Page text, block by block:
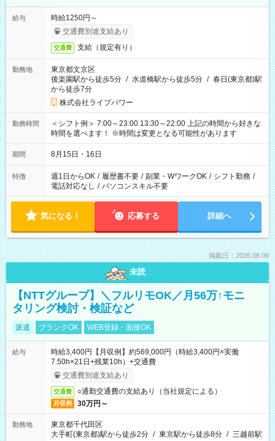
給与
時給1250円～
交通費別途支給あり
交通費 支給（規定有り）
勤務地
東京都文京区
後楽園駅から徒歩5分 / 水道橋駅から徒歩5分 / 春日(東京都)駅
から徒歩7分
株式会社ライブパワー
勤務時間
＜シフト例＞ 7:00～23:00 13:30～22:00 上記の時間から好きな
時間を選べます！ ※時間は変更となる可能性があります
期間 8月15日・16日
特徴 週1日からOK / 履歴書不要 / 副業・WワークOK / シフト勤務 /
電話対応なし / パソコンスキル不要
気になる！ 応募する 詳細へ
掲載日：2026.08.09
未読
【NTTグループ】＼フルリモOK／月56万↑モニ
タリング検討・検証など
派遣 ブランクOK WEB登録・面接OK
給与
時給3,400円【月収例】約569,000円（時給3,400円×実働
7.50h×21日+残業10h）+交通費
交通費別途支給あり
交通費 ○通勤交通費の支給あり（当社規定による）
月収例 30万円～
勤務地
東京都千代田区
大手町(東京都)駅から徒歩2分 / 東京駅から徒歩8分 / 三越前駅